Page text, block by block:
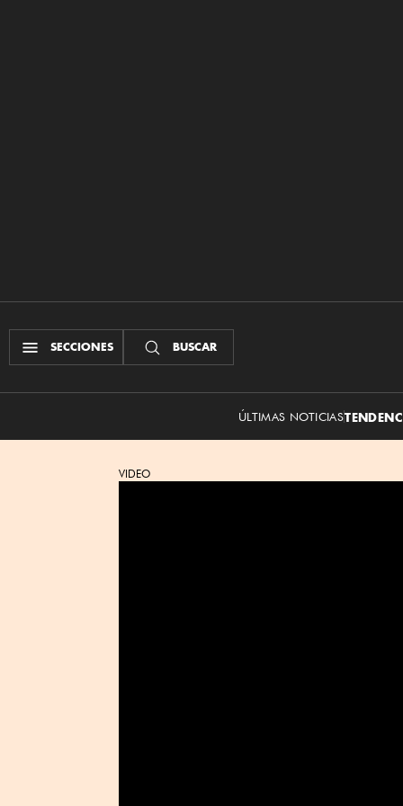
SECCIONES BUSCAR
ÚLTIMAS NOTICIAS
VIDEO